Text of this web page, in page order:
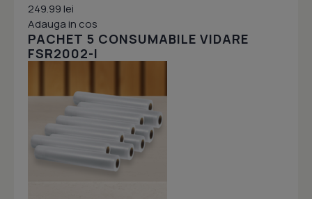
249.99 lei
Adauga in cos
PACHET 5 CONSUMABILE VIDARE
FSR2002-I